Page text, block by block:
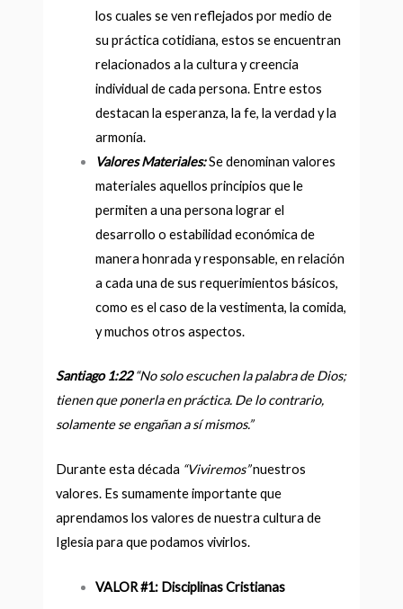
los cuales se ven reflejados por medio de
su práctica cotidiana, estos se encuentran
relacionados a la cultura y creencia
individual de cada persona. Entre estos
destacan la esperanza, la fe, la verdad y la
armonía.
Valores Materiales:Se denominan valores
materiales aquellos principios que le
permiten a una persona lograr el
desarrollo o estabilidad económica de
manera honrada y responsable, en relación
a cada una de sus requerimientos básicos,
como es el caso de la vestimenta, la comida,
y muchos otros aspectos.
Santiago 1:22 “No solo escuchen la palabra de Dios;
tienen que ponerla en práctica. De lo contrario,
solamente se engañan a sí mismos.”
Durante esta década “Viviremos”nuestros
valores. Es sumamente importante que
aprendamos los valores de nuestra cultura de
Iglesia para que podamos vivirlos.
VALOR #1: Disciplinas Cristianas